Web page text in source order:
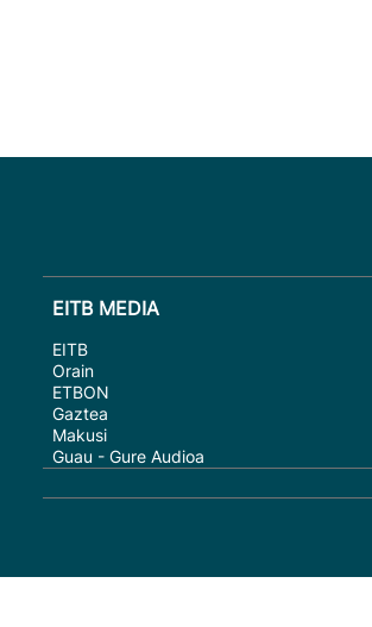
EITB MEDIA
EITB
Orain
ETBON
Gaztea
Makusi
Guau - Gure Audioa